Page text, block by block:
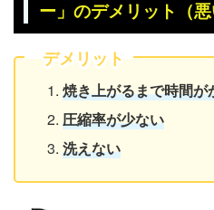
ー」のデメリット（悪
デメリット
焼き上がるまで時間が
圧縮率が少ない
洗えない